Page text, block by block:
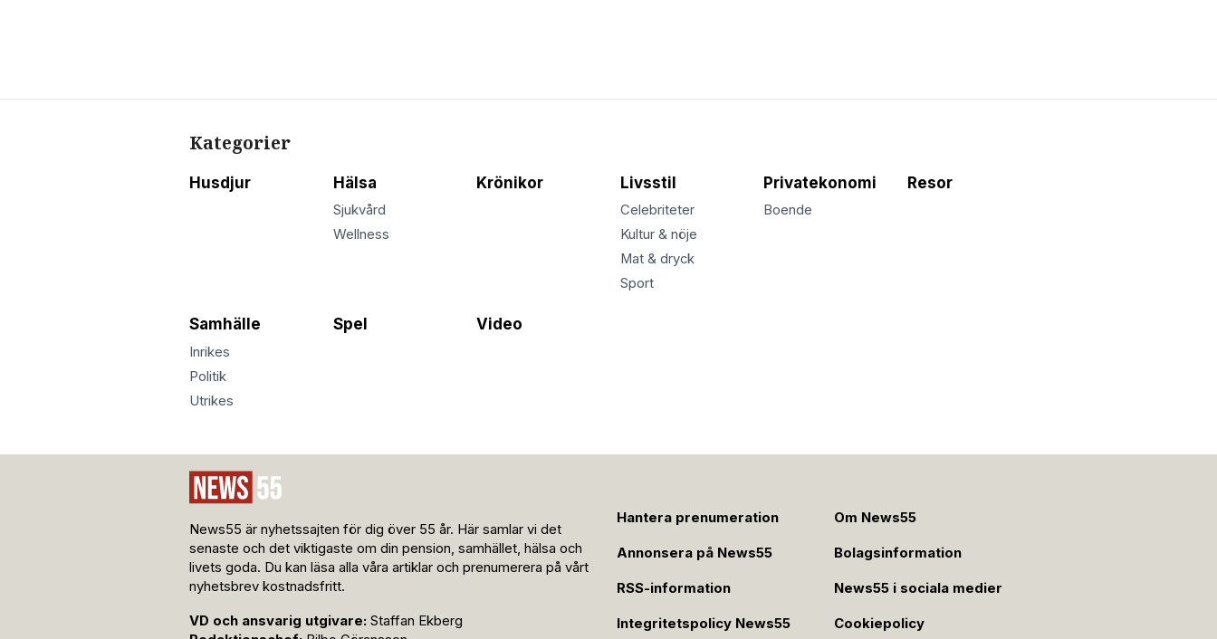
Kategorier
Husdjur Hälsa
Sjukvård
Wellness
Krönikor Livsstil
Celebriteter
Kultur & nöje
Mat & dryck
Sport
Privatekonomi
Boende
Resor
Samhälle
Inrikes
Politik
Utrikes
Spel Video
News55 är nyhetssajten för dig över 55 år. Här samlar vi det
senaste och det viktigaste om din pension, samhället, hälsa och
livets goda. Du kan läsa alla våra artiklar och prenumerera på vårt
nyhetsbrev kostnadsfritt.
VD och ansvarig utgivare: Staffan Ekberg
Hantera prenumeration Om News55
Annonsera på News55 Bolagsinformation
RSS-information News55 i sociala medier
Integritetspolicy News55 Cookiepolicy